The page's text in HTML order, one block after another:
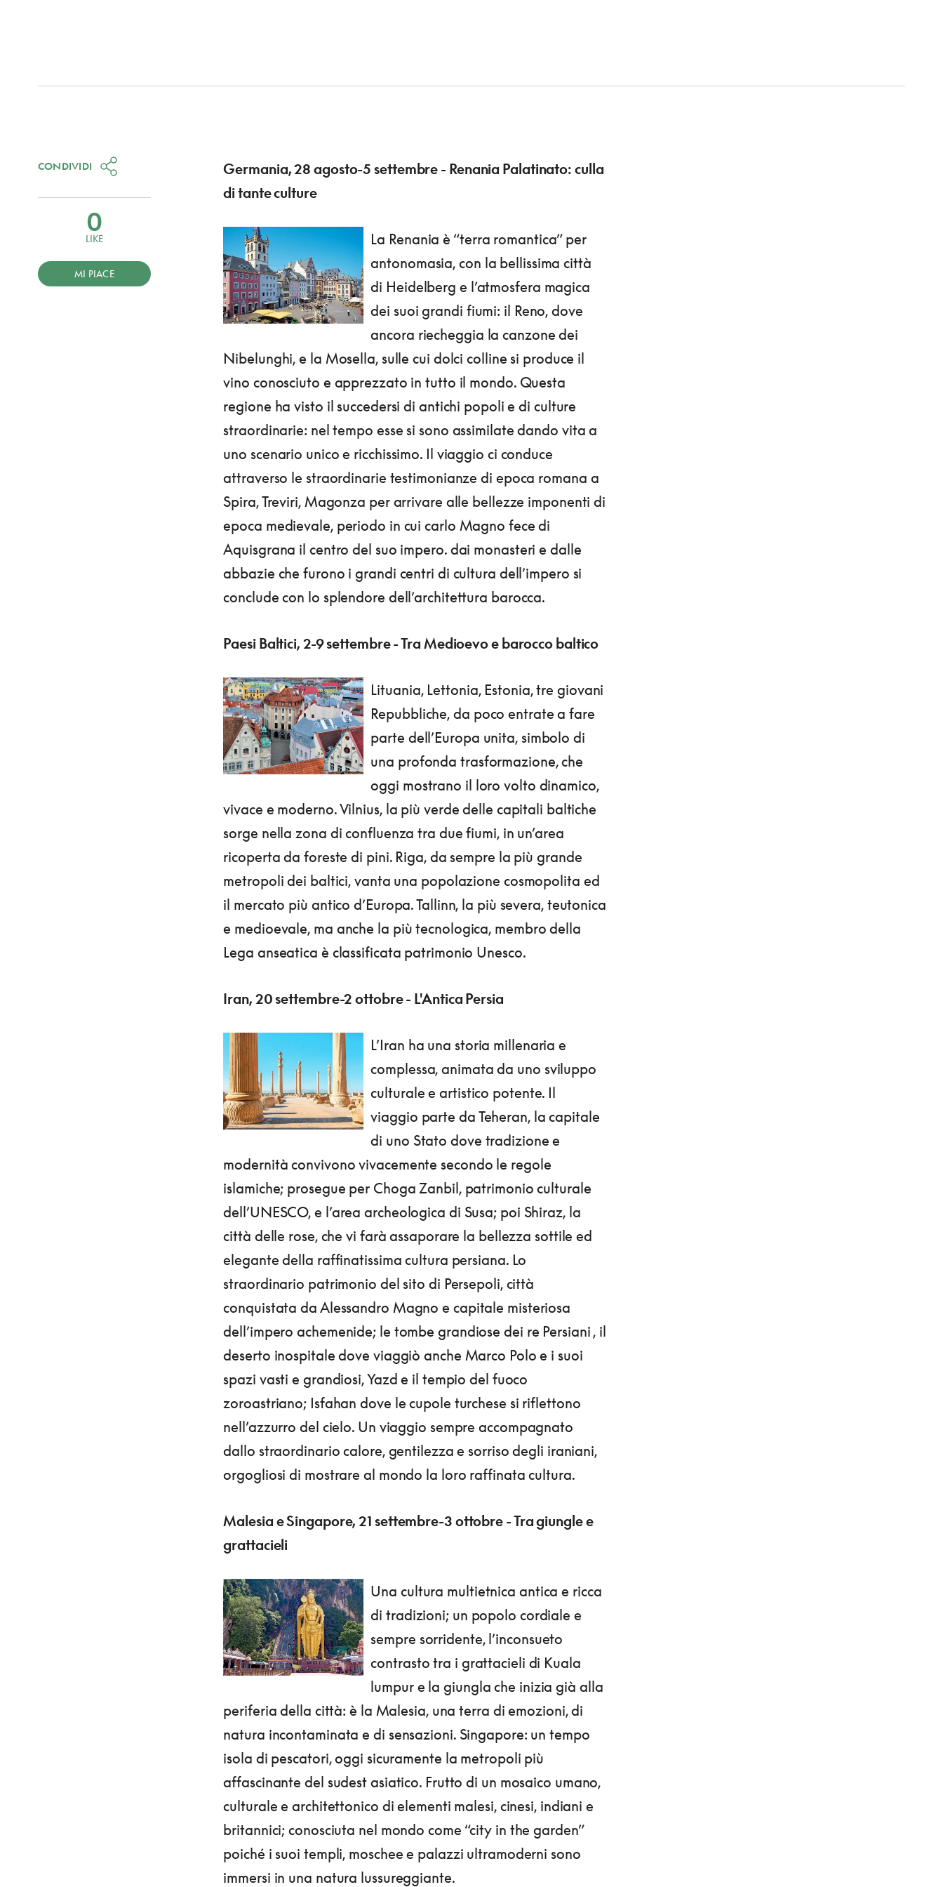
Germania, 28 agosto-5 settembre - Renania Palatinato: culla
di tante culture
La Renania è “terra romantica” per
antonomasia, con la bellissima città
di Heidelberg e l’atmosfera magica
dei suoi grandi fiumi: il Reno, dove
ancora riecheggia la canzone dei
Nibelunghi, e la Mosella, sulle cui dolci colline si produce il
vino conosciuto e apprezzato in tutto il mondo. Questa
regione ha visto il succedersi di antichi popoli e di culture
straordinarie: nel tempo esse si sono assimilate dando vita a
uno scenario unico e ricchissimo. Il viaggio ci conduce
attraverso le straordinarie testimonianze di epoca romana a
Spira, Treviri, Magonza per arrivare alle bellezze imponenti di
epoca medievale, periodo in cui carlo Magno fece di
Aquisgrana il centro del suo impero. dai monasteri e dalle
abbazie che furono i grandi centri di cultura dell’impero si
conclude con lo splendore dell’architettura barocca.
Paesi Baltici, 2-9 settembre - Tra Medioevo e barocco baltico
Lituania, Lettonia, Estonia, tre giovani
Repubbliche, da poco entrate a fare
parte dell’Europa unita, simbolo di
una profonda trasformazione, che
oggi mostrano il loro volto dinamico,
vivace e moderno. Vilnius, la più verde delle capitali baltiche
sorge nella zona di confluenza tra due fiumi, in un’area
ricoperta da foreste di pini. Riga, da sempre la più grande
metropoli dei baltici, vanta una popolazione cosmopolita ed
il mercato più antico d’Europa. Tallinn, la più severa, teutonica
e medioevale, ma anche la più tecnologica, membro della
Lega anseatica è classificata patrimonio Unesco.
Iran, 20 settembre-2 ottobre - L'Antica Persia
L’Iran ha una storia millenaria e
complessa, animata da uno sviluppo
culturale e artistico potente. Il
viaggio parte da Teheran, la capitale
di uno Stato dove tradizione e
modernità convivono vivacemente secondo le regole
islamiche; prosegue per Choga Zanbil, patrimonio culturale
dell’UNESCO, e l’area archeologica di Susa; poi Shiraz, la
città delle rose, che vi farà assaporare la bellezza sottile ed
elegante della raffinatissima cultura persiana. Lo
straordinario patrimonio del sito di Persepoli, città
conquistata da Alessandro Magno e capitale misteriosa
dell’impero achemenide; le tombe grandiose dei re Persiani , il
deserto inospitale dove viaggiò anche Marco Polo e i suoi
spazi vasti e grandiosi, Yazd e il tempio del fuoco
zoroastriano; Isfahan dove le cupole turchese si riflettono
nell’azzurro del cielo. Un viaggio sempre accompagnato
dallo straordinario calore, gentilezza e sorriso degli iraniani,
orgogliosi di mostrare al mondo la loro raffinata cultura.
Malesia e Singapore, 21 settembre-3 ottobre - Tra giungle e
grattacieli
Una cultura multietnica antica e ricca
di tradizioni; un popolo cordiale e
sempre sorridente, l’inconsueto
contrasto tra i grattacieli di Kuala
lumpur e la giungla che inizia già alla
periferia della città: è la Malesia, una terra di emozioni, di
natura incontaminata e di sensazioni. Singapore: un tempo
isola di pescatori, oggi sicuramente la metropoli più
affascinante del sudest asiatico. Frutto di un mosaico umano,
culturale e architettonico di elementi malesi, cinesi, indiani e
britannici; conosciuta nel mondo come “city in the garden”
poiché i suoi templi, moschee e palazzi ultramoderni sono
immersi in una natura lussureggiante.
CONDIVIDI
0
LIKE
MI PIACE